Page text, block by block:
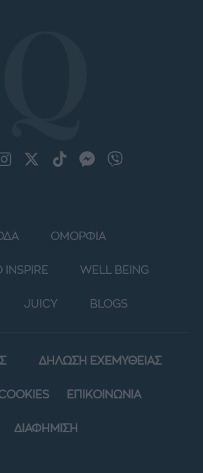
ΟΜΟΡΦΙΑ
INSPIRE WELL BEING
JUICY BLOGS
ΔΗΛΩΣΗ ΕΧΕΜΥΘΕΙΑΣ
ΕΠΙΚΟΙΝΩΝΙΑ
ΔΙΑΦΗΜΙΣΗ